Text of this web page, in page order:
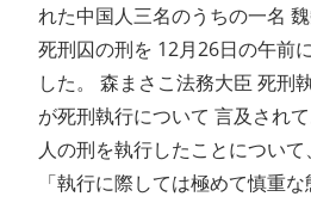
れた中国人三名のうちの一名 魏
死刑囚の刑を 12月26日の午前
した。 森まさこ法務大臣 死刑
が死刑執行について 言及され
人の刑を執行したことについ
「執行に際しては極めて慎重